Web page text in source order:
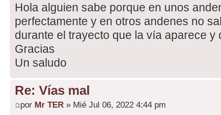
Hola alguien sabe porque en unos
perfectamente y en otros andenes no
durante el trayecto que la vía aparece y
Gracias
Un saludo
Re: Vías mal
por Mr TER » Mié Jul 06, 2022 4:44 pm